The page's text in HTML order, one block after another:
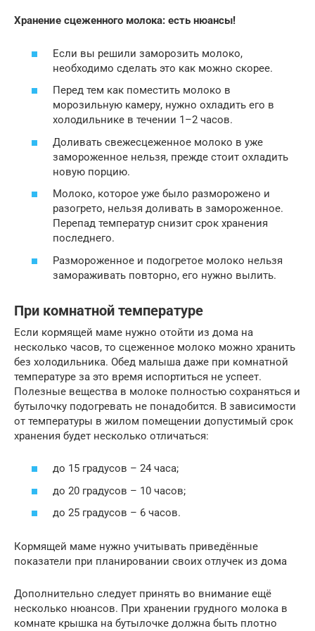
Хранение сцеженного молока: есть нюансы!
Если вы решили заморозить молоко,
необходимо сделать это как можно скорее.
Перед тем как поместить молоко в
морозильную камеру, нужно охладить его в
холодильнике в течении 1–2 часов.
Доливать свежесцеженное молоко в уже
замороженное нельзя, прежде стоит охладить
новую порцию.
Молоко, которое уже было разморожено и
разогрето, нельзя доливать в замороженное.
Перепад температур снизит срок хранения
последнего.
Размороженное и подогретое молоко нельзя
замораживать повторно, его нужно вылить.
При комнатной температуре
Если кормящей маме нужно отойти из дома на
несколько часов, то сцеженное молоко можно хранить
без холодильника. Обед малыша даже при комнатной
температуре за это время испортиться не успеет.
Полезные вещества в молоке полностью сохраняться и
бутылочку подогревать не понадобится. В зависимости
от температуры в жилом помещении допустимый срок
хранения будет несколько отличаться:
до 15 градусов – 24 часа;
до 20 градусов – 10 часов;
до 25 градусов – 6 часов.
Кормящей маме нужно учитывать приведённые
показатели при планировании своих отлучек из дома
Дополнительно следует принять во внимание ещё
несколько нюансов. При хранении грудного молока в
комнате крышка на бутылочке должна быть плотно